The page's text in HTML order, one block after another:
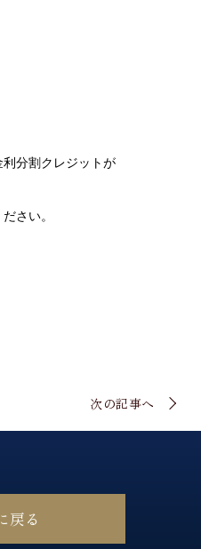
利分割クレジットが
さい。
次の記事へ
戻る